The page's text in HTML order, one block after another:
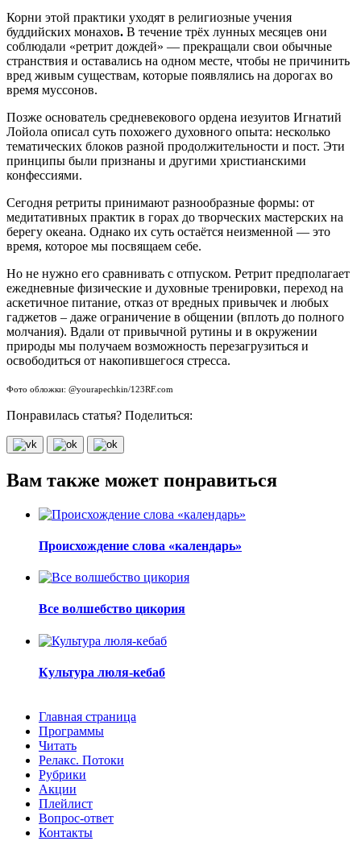
Корни этой практики уходят в религиозные учения
буддийских монахов. В течение трёх лунных месяцев они
соблюдали «ретрит дождей» — прекращали свои обычные
странствия и оставались на одном месте, чтобы не причинить
вред живым существам, которые появлялись на дорогах во
время муссонов.
Позже основатель средневекового ордена иезуитов Игнатий
Лойола описал суть похожего духовного опыта: несколько
тематических блоков разной продолжительности и пост. Эти
принципы были признаны и другими христианскими
конфессиями.
Сегодня ретриты принимают разнообразные формы: от
медитативных практик в горах до творческих мастерских на
берегу океана. Однако их суть остаётся неизменной — это
время, которое мы посвящаем себе.
Но не нужно его сравнивать с отпуском. Ретрит предполагает
ежедневные физические и духовные тренировки, переход на
аскетичное питание, отказ от вредных привычек и любых
гаджетов – даже ограничение в общении (вплоть до полного
молчания). Вдали от привычной рутины и в окружении
природы мы получаем возможность перезагрузиться и
освободиться от накопившегося стресса.
Фото обложки: @yourapechkin/123RF.com
Понравилась статья? Поделиться:
Вам также может понравиться
Происхождение слова «календарь»
Все волшебство цикория
Культура люля-кебаб
Главная страница
Программы
Читать
Релакс. Потоки
Рубрики
Акции
Плейлист
Вопрос-ответ
Контакты